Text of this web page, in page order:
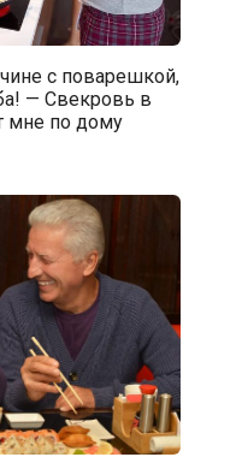
с поварешкой,
— Свекровь в
мне по дому